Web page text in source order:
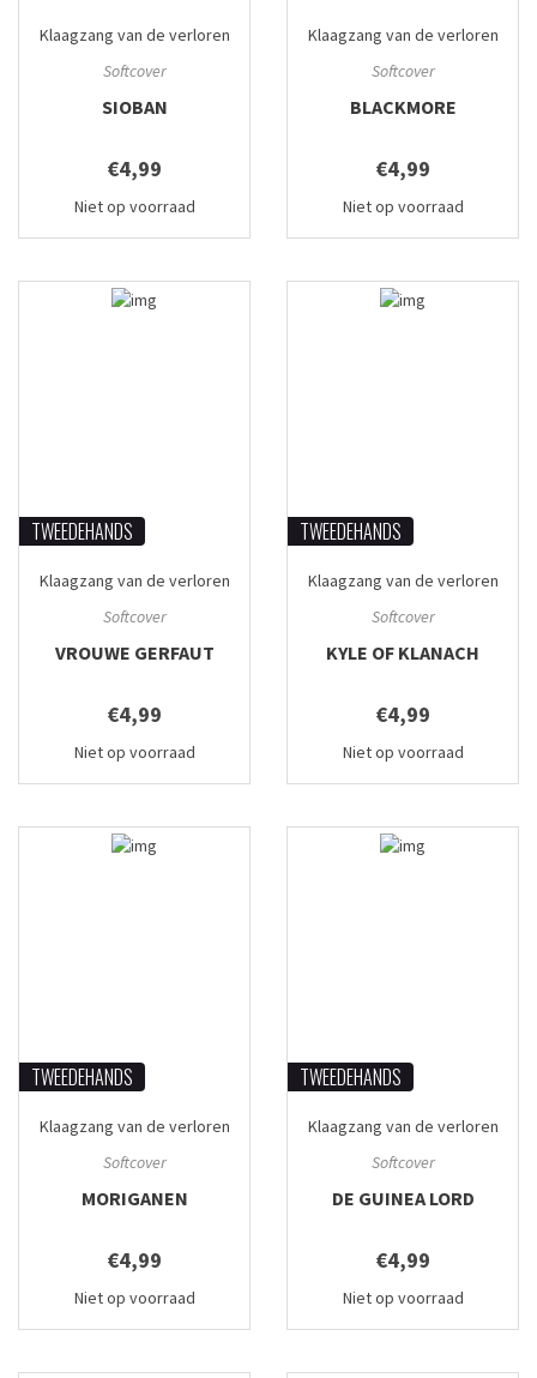
Klaagzang van de verloren
Softcover
SIOBAN
€4,99
Niet op voorraad
Klaagzang van de verloren
Softcover
BLACKMORE
€4,99
Niet op voorraad
TWEEDEHANDS
Klaagzang van de verloren
Softcover
VROUWE GERFAUT
€4,99
Niet op voorraad
TWEEDEHANDS
Klaagzang van de verloren
Softcover
KYLE OF KLANACH
€4,99
Niet op voorraad
TWEEDEHANDS
Klaagzang van de verloren
Softcover
MORIGANEN
€4,99
Niet op voorraad
TWEEDEHANDS
Klaagzang van de verloren
Softcover
DE GUINEA LORD
€4,99
Niet op voorraad